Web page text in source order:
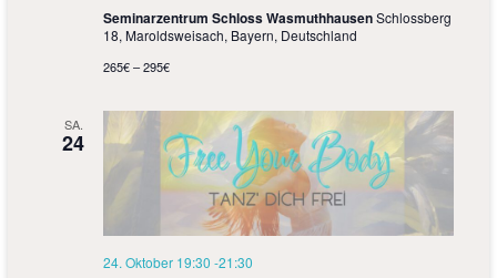
Seminarzentrum Schloss WasmuthhausenSchlossberg
18, Maroldsweisach, Bayern, Deutschland
265€ – 295€
SA.
24
24. Oktober 19:30 -21:30